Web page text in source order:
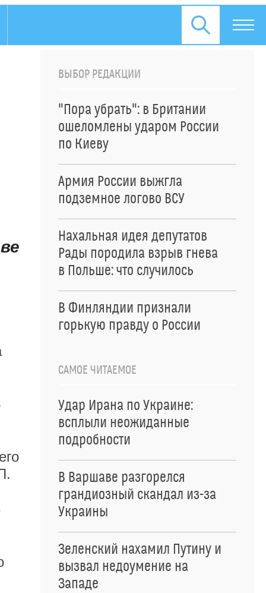
ВЫБОР РЕДАКЦИИ
"Пора убрать": в Британии
ошеломлены ударом России
по Киеву
Армия России выжгла
подземное логово ВСУ
Нахальная идея депутатов
Рады породила взрыв гнева
в Польше: что случилось
В Финляндии признали
горькую правду о России
САМОЕ ЧИТАЕМОЕ
Удар Ирана по Украине:
всплыли неожиданные
подробности
В Варшаве разгорелся
грандиозный скандал из-за
Украины
Зеленский нахамил Путину и
вызвал недоумение на
Западе